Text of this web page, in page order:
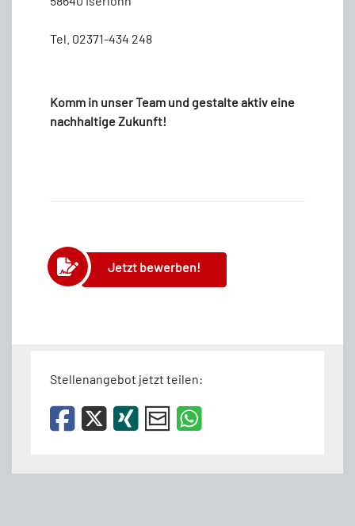
Tel. 02371-434 248
Komm in unser Team und gestalte aktiv eine
nachhaltige Zukunft!
Jetzt bewerben!
Stellenangebot jetzt teilen: